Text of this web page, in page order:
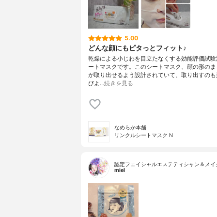
5.00
どんな顔にもピタっとフィット♪
乾燥による小じわを目立たなくする効能評価試
ートマスクです。このシートマスク、顔の形の
が取り出せるよう設計されていて、取り出すの
びよ…続きを見る
なめらか本舗
リンクルシートマスク N
認定フェイシャルエステティシャン＆メ
miel